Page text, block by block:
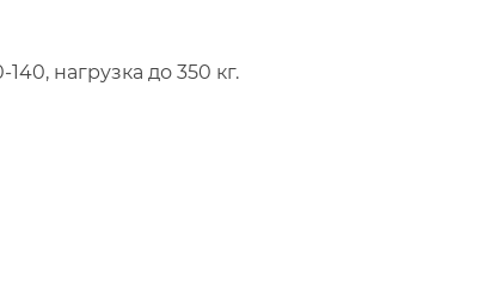
нагрузка до 350 кг.